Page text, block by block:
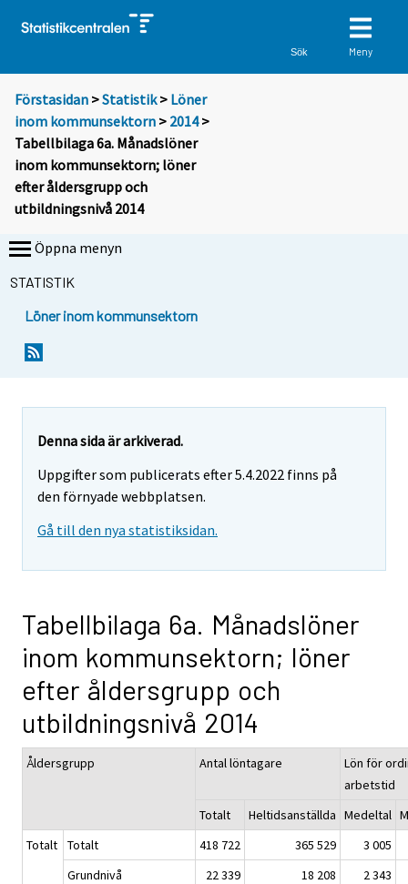
Sök Meny
Förstasidan >Statistik > Löner
inom kommunsektorn > 2014>
Tabellbilaga 6a. Månadslöner
inom kommunsektorn; löner
efter åldersgrupp och
utbildningsnivå 2014
Öppna menyn
STATISTIK
Löner inom kommunsektorn
Denna sida är arkiverad.
Uppgifter som publicerats efter 5.4.2022 finns på
den förnyade webbplatsen.
Gå till den nya statistiksidan.
Tabellbilaga 6a. Månadslöner
inom kommunsektorn; löner
efter åldersgrupp och
utbildningsnivå 2014
Åldersgrupp Antal löntagare
Lön för
arbetstid
Totalt
Heltidsanställda Medeltal
Totalt
Totalt 418 722 365 529
3 005
Grundnivå
22 339 18 208
2 343